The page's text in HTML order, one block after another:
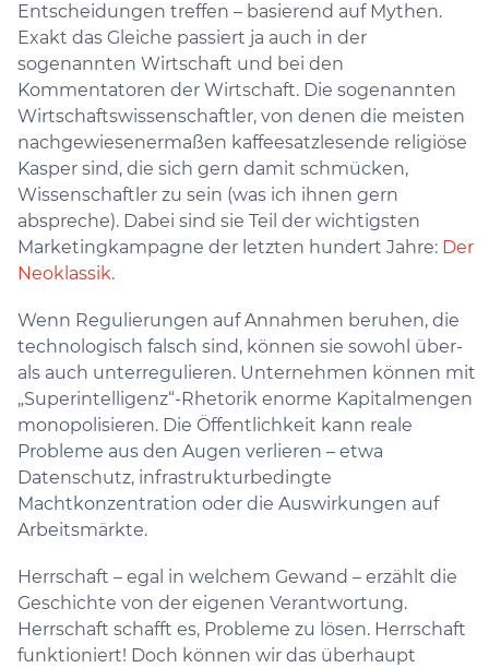
Entscheidungen treffen – basierend auf Mythen.
Exakt das Gleiche passiert ja auch in der
sogenannten Wirtschaft und bei den
Kommentatoren der Wirtschaft. Die sogenannten
Wirtschaftswissenschaftler, von denen die meisten
nachgewiesenermaßen kaffeesatzlesende religiöse
Kasper sind, die sich gern damit schmücken,
Wissenschaftler zu sein (was ich ihnen gern
abspreche). Dabei sind sie Teil der wichtigsten
Marketingkampagne der letzten hundert Jahre: Der
Neoklassik.
Wenn Regulierungen auf Annahmen beruhen, die
technologisch falsch sind, können sie sowohl über-
als auch unterregulieren. Unternehmen können mit
„Superintelligenz“-Rhetorik enorme Kapitalmengen
monopolisieren. Die Öffentlichkeit kann reale
Probleme aus den Augen verlieren – etwa
Datenschutz, infrastrukturbedingte
Machtkonzentration oder die Auswirkungen auf
Arbeitsmärkte.
Herrschaft – egal in welchem Gewand – erzählt die
Geschichte von der eigenen Verantwortung.
Herrschaft schafft es, Probleme zu lösen. Herrschaft
funktioniert! Doch können wir das überhaupt